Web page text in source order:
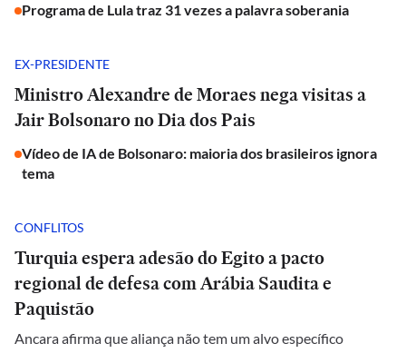
Programa de Lula traz 31 vezes a palavra soberania
EX-PRESIDENTE
Ministro Alexandre de Moraes nega visitas a
Jair Bolsonaro no Dia dos Pais
Vídeo de IA de Bolsonaro: maioria dos brasileiros ignora
tema
CONFLITOS
Turquia espera adesão do Egito a pacto
regional de defesa com Arábia Saudita e
Paquistão
Ancara afirma que aliança não tem um alvo específico